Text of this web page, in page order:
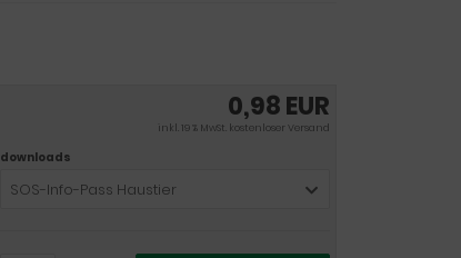
0,98 EUR
inkl. 19 % MwSt. kostenloser Versand
downloads
SOS-Info-Pass Haustier